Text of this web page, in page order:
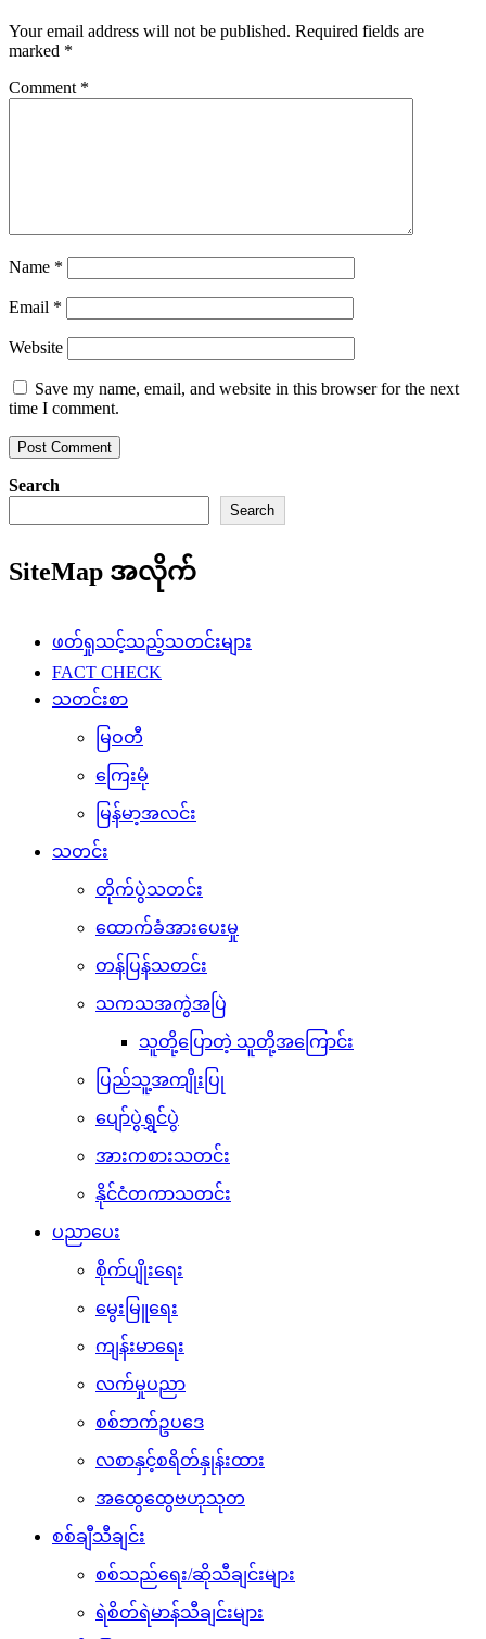
Your email address will not be published. Required fields are
marked *
Comment *
Name *
Email *
Website
Save my name, email, and website in this browser for the next
time I comment.
Search
Search
SiteMap အလိုက်
ဖတ်ရှုသင့်သည့်သတင်းများ
FACT CHECK
သတင်းစာ
မြဝတီ
ကြေးမုံ
မြန်မာ့အလင်း
သတင်း
တိုက်ပွဲသတင်း
ထောက်ခံအားပေးမှု
တန်ပြန်သတင်း
သကသအကွဲအပြဲ
သူတို့ပြောတဲ့ သူတို့အကြောင်း
ပြည်သူ့အကျိုးပြု
ပျော်ပွဲရွှင်ပွဲ
အားကစားသတင်း
နိုင်ငံတကာသတင်း
ပညာပေး
စိုက်ပျိုးရေး
မွေးမြူရေး
ကျန်းမာရေး
လက်မှုပညာ
စစ်ဘက်ဥပဒေ
လစာနှင့်စရိတ်နှုန်းထား
အထွေထွေဗဟုသုတ
စစ်ချီသီချင်း
စစ်သည်ရေး/ဆိုသီချင်းများ
ရဲစိတ်ရဲမာန်သီချင်းများ